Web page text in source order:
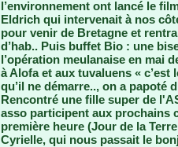
l’environnement ont lancé le
Eldrich qui intervenait à nos
pour venir de Bretagne et
d’hab.. Puis buffet Bio : une
l’opération meulanaise en mai
à Alofa et aux tuvaluens « c’est
qu’il ne démarre.., on a papoté
Rencontré une fille super de
asso participent aux prochains
première heure (Jour de la
Cyrielle, qui nous passait le